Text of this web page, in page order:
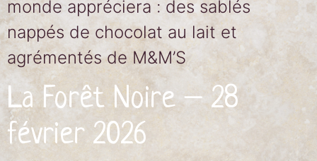
monde appréciera : des sablés
nappés de chocolat au lait et
agrémentés de M&M’S
La Forêt Noire – 28
février 2026